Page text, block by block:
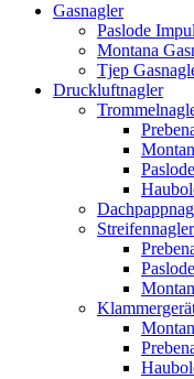
Gasnagler
Paslode
Montana
Tjep
Druckluftnagler
Paslode
Streifennagler